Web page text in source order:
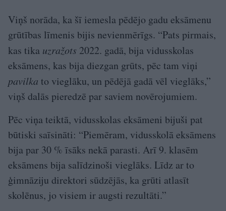
Viņš norāda, ka šī iemesla pēdējo gadu eksāmenu
grūtības līmenis bijis nevienmērīgs. “Pats pirmais,
kas tika uzražots 2022. gadā, bija vidusskolas
eksāmens, kas bija diezgan grūts, pēc tam viņi
pavilka to vieglāku, un pēdējā gadā vēl vieglāks,”
viņš dalās pieredzē par saviem novērojumiem.
Pēc viņa teiktā, vidusskolas eksāmeni bijuši pat
būtiski saīsināti: “Piemēram, vidusskolā eksāmens
bija par 30 % īsāks nekā parasti. Arī 9. klasēm
eksāmens bija salīdzinoši vieglāks. Līdz ar to
ģimnāziju direktori sūdzējās, ka grūti atlasīt
skolēnus, jo visiem ir augsti rezultāti.”